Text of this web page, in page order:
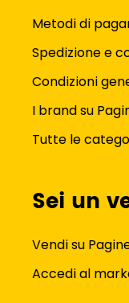
Metodi di
Spedizione e
Condizioni
I brand su
Tutte le
Sei un
Vendi su
Accedi al